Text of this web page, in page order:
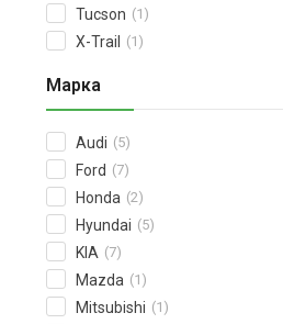
Tucson (1)
X-Trail (1)
Марка
Audi (5)
Ford (7)
Honda (2)
Hyundai (5)
KIA (7)
Mazda (1)
Mitsubishi (1)